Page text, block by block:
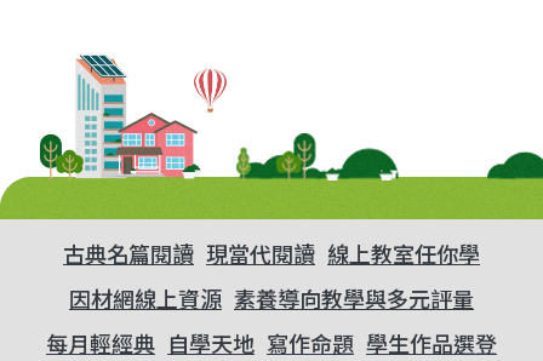
古典名篇閱讀 現當代閱讀 線上教室任你學
因材網線上資源 素養導向教學與多元評量
每月輕經典 自學天地 寫作命題 學生作品選登